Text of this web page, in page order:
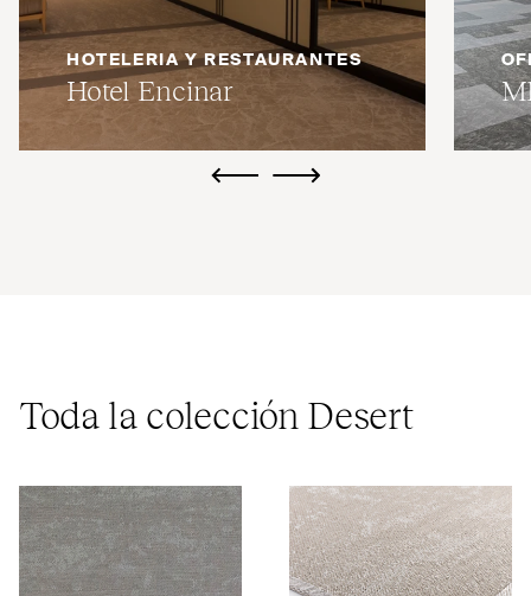
HOTELERIA Y RESTAURANTES
Hotel Encinar
ui.previousui.next
Toda la colección Desert